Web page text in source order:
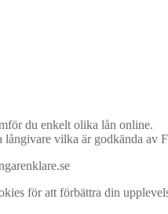
du enkelt olika lån online.
långivare vilka är godkända av
för att förbättra din